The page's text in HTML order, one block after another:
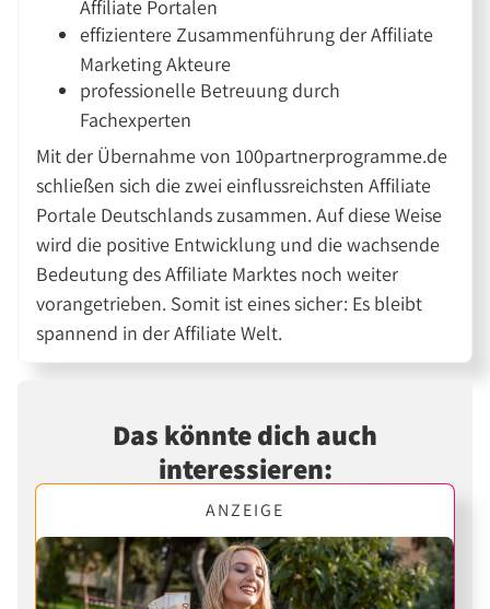
Affiliate Portalen
effizientere Zusammenführung der Affiliate
Marketing Akteure
professionelle Betreuung durch
Fachexperten
Mit der Übernahme von 100partnerprogramme.de
schließen sich die zwei einflussreichsten Affiliate
Portale Deutschlands zusammen. Auf diese Weise
wird die positive Entwicklung und die wachsende
Bedeutung des Affiliate Marktes noch weiter
vorangetrieben. Somit ist eines sicher: Es bleibt
spannend in der Affiliate Welt.
Das könnte dich auch
interessieren:
ANZEIGE